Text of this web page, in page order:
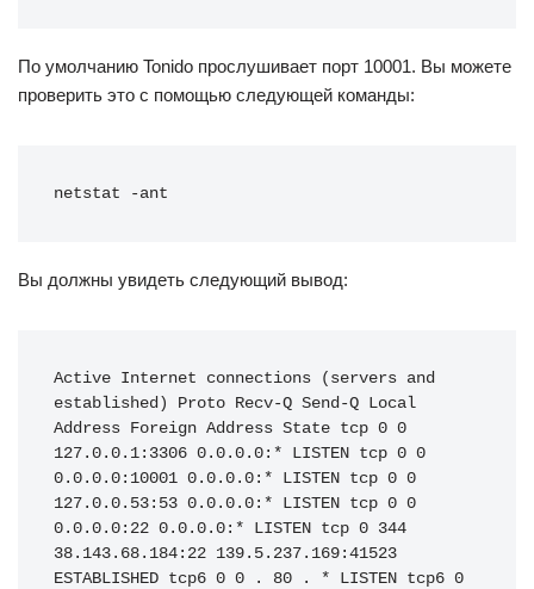
По умолчанию Tonido прослушивает порт 10001. Вы можете
проверить это с помощью следующей команды:
netstat -ant
Вы должны увидеть следующий вывод:
Active Internet connections (servers and
established) Proto Recv-Q Send-Q Local
Address Foreign Address State tcp 0 0
127.0.0.1:3306 0.0.0.0:* LISTEN tcp 0 0
0.0.0.0:10001 0.0.0.0:* LISTEN tcp 0 0
127.0.0.53:53 0.0.0.0:* LISTEN tcp 0 0
0.0.0.0:22 0.0.0.0:* LISTEN tcp 0 344
38.143.68.184:22 139.5.237.169:41523
ESTABLISHED tcp6 0 0 . 80 . * LISTEN tcp6 0